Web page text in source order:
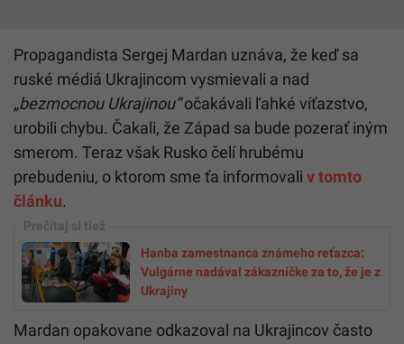
Propagandista Sergej Mardan uznáva, že keď sa
ruské médiá Ukrajincom vysmievali a nad
„bezmocnou Ukrajinou“očakávali ľahké víťazstvo,
urobili chybu. Čakali, že Západ sa bude pozerať iným
smerom. Teraz však Rusko čelí hrubému
prebudeniu, o ktorom sme ťa informovali v tomto
článku.
Hanba zamestnanca známeho reťazca:
Vulgárne nadával zákazníčke za to, že je z
Ukrajiny
Mardan opakovane odkazoval na Ukrajincov často